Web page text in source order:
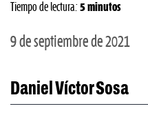
Tiempo de lectura: 5 minutos
9 de septiembre de 2021
Daniel Víctor Sosa